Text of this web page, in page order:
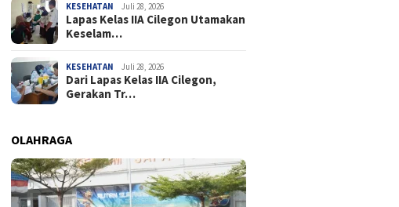
KESEHATAN Juli 28, 2026
Lapas Kelas IIA Cilegon Utamakan
Keselam…
KESEHATAN Juli 28, 2026
Dari Lapas Kelas IIA Cilegon,
Gerakan Tr…
OLAHRAGA